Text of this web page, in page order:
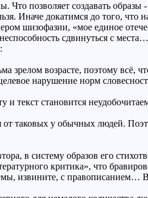
Что позволяет создавать образы
Иначе докатимся до того, что
шизофазии, «мое единое
сдвинуться с
возрасте, поэтому всё,
нарушение норм
и текст становится
от таковых у обычных людей.
в систему образов его
критика», что
извините, с правописанием…